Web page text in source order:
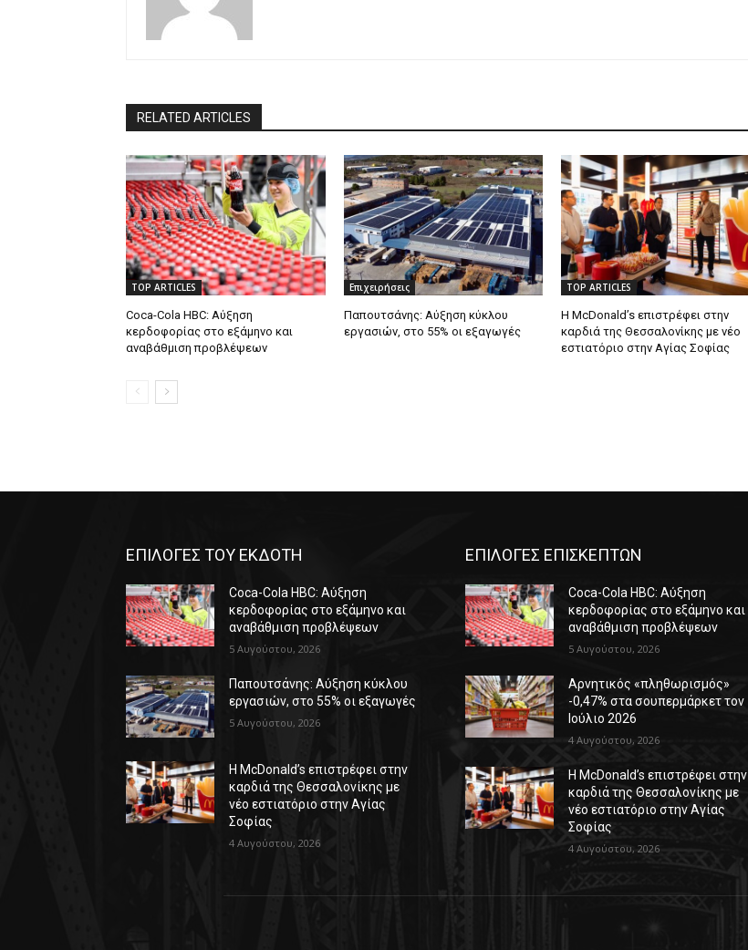
RELATED ARTICLES
TOP ARTICLES
Coca-Cola HBC: Αύξηση
κερδοφορίας στο εξάμηνο και
αναβάθμιση προβλέψεων
Επιχειρήσεις
Παπουτσάνης: Αύξηση κύκλου
εργασιών, στο 55% οι εξαγωγές
TOP ARTICLES
Η McDonald’s επιστρέφει στην
καρδιά της Θεσσαλονίκης με νέο
εστιατόριο στην Αγίας Σοφίας
ΕΠΙΛΟΓΕΣ ΤΟΥ ΕΚΔΟΤΗ
Coca-Cola HBC: Αύξηση
κερδοφορίας στο εξάμηνο και
αναβάθμιση προβλέψεων
5 Αυγούστου, 2026
Παπουτσάνης: Αύξηση κύκλου
εργασιών, στο 55% οι εξαγωγές
5 Αυγούστου, 2026
Η McDonald’s επιστρέφει στην
καρδιά της Θεσσαλονίκης με
νέο εστιατόριο στην Αγίας
Σοφίας
4 Αυγούστου, 2026
ΕΠΙΛΟΓΕΣ ΕΠΙΣΚΕΠΤΩΝ
Coca-Cola HBC: Αύξηση
κερδοφορίας στο εξάμηνο και
αναβάθμιση προβλέψεων
5 Αυγούστου, 2026
Αρνητικός «πληθωρισμός»
-0,47% στα σουπερμάρκετ τον
Ιούλιο 2026
4 Αυγούστου, 2026
Η McDonald’s επιστρέφει στην
καρδιά της Θεσσαλονίκης με
νέο εστιατόριο στην Αγίας
Σοφίας
4 Αυγούστου, 2026